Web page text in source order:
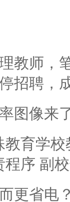
教师，
招聘，
图像来
教育学
程序 副
更省电